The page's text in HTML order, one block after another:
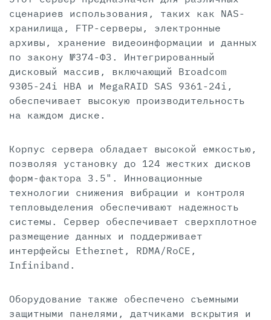
сценариев использования, таких как NAS-
хранилища, FTP-серверы, электронные
архивы, хранение видеоинформации и данных
по закону №374-ФЗ. Интегрированный
дисковый массив, включающий Broadcom
9305-24i HBA и MegaRAID SAS 9361-24i,
обеспечивает высокую производительность
на каждом диске.
Корпус сервера обладает высокой емкостью,
позволяя установку до 124 жестких дисков
форм-фактора 3.5". Инновационные
технологии снижения вибрации и контроля
тепловыделения обеспечивают надежность
системы. Сервер обеспечивает сверхплотное
размещение данных и поддерживает
интерфейсы Ethernet, RDMA/RoCE,
Infiniband.
Оборудование также обеспечено съемными
защитными панелями, датчиками вскрытия и